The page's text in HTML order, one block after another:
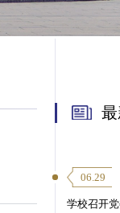
06.29
学校召开